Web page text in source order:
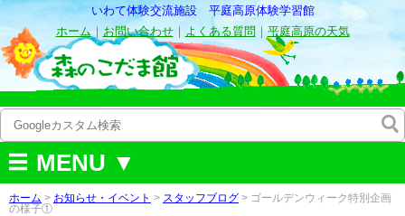
いわて体験交流施設 平庭高原体験学習館
ホーム｜ お問い合わせ｜ よくある質問 ｜ 平庭高原の天気
MENU ▼
ホーム > お知らせ・イベント > スタッフブログ > ゴールデンウィーク特別企画
の様子①